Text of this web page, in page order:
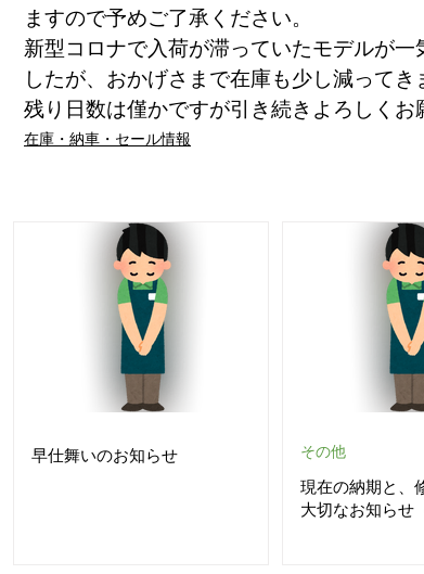
ますので予めご了承ください。
新型コロナで入荷が滞っていたモデルが
したが、おかげさまで在庫も少し減ってき
残り日数は僅かですが引き続きよろしくお
在庫・納車・セール情報
早仕舞いのお知らせ
現在の納期と、
大切なお知らせ
その他